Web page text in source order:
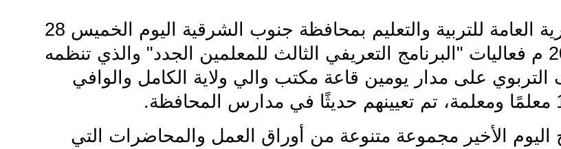
اختتمت المديرية العامة للتربية والتعليم بمحافظة جنوب الشرقية اليوم الخميس 28
أغسطس 2025 م فعاليات "البرنامج التعريفي الثالث للمعلمين الجدد" والذي تنظمه
التربوي على مدار يومين قاعة مكتب والي ولاية الكامل والوافي
.
اليوم الأخير مجموعة متنوعة من أوراق العمل والمحاضرات التي